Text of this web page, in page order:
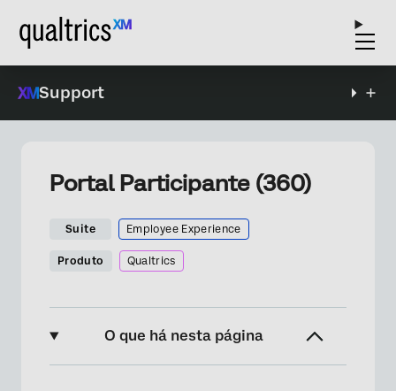
Support
Portal Participante (360)
Suite Employee Experience
Produto Qualtrics
O que há nesta página